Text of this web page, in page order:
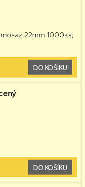
22mm 1000ks;
DO KOŠÍKU
DO KOŠÍKU